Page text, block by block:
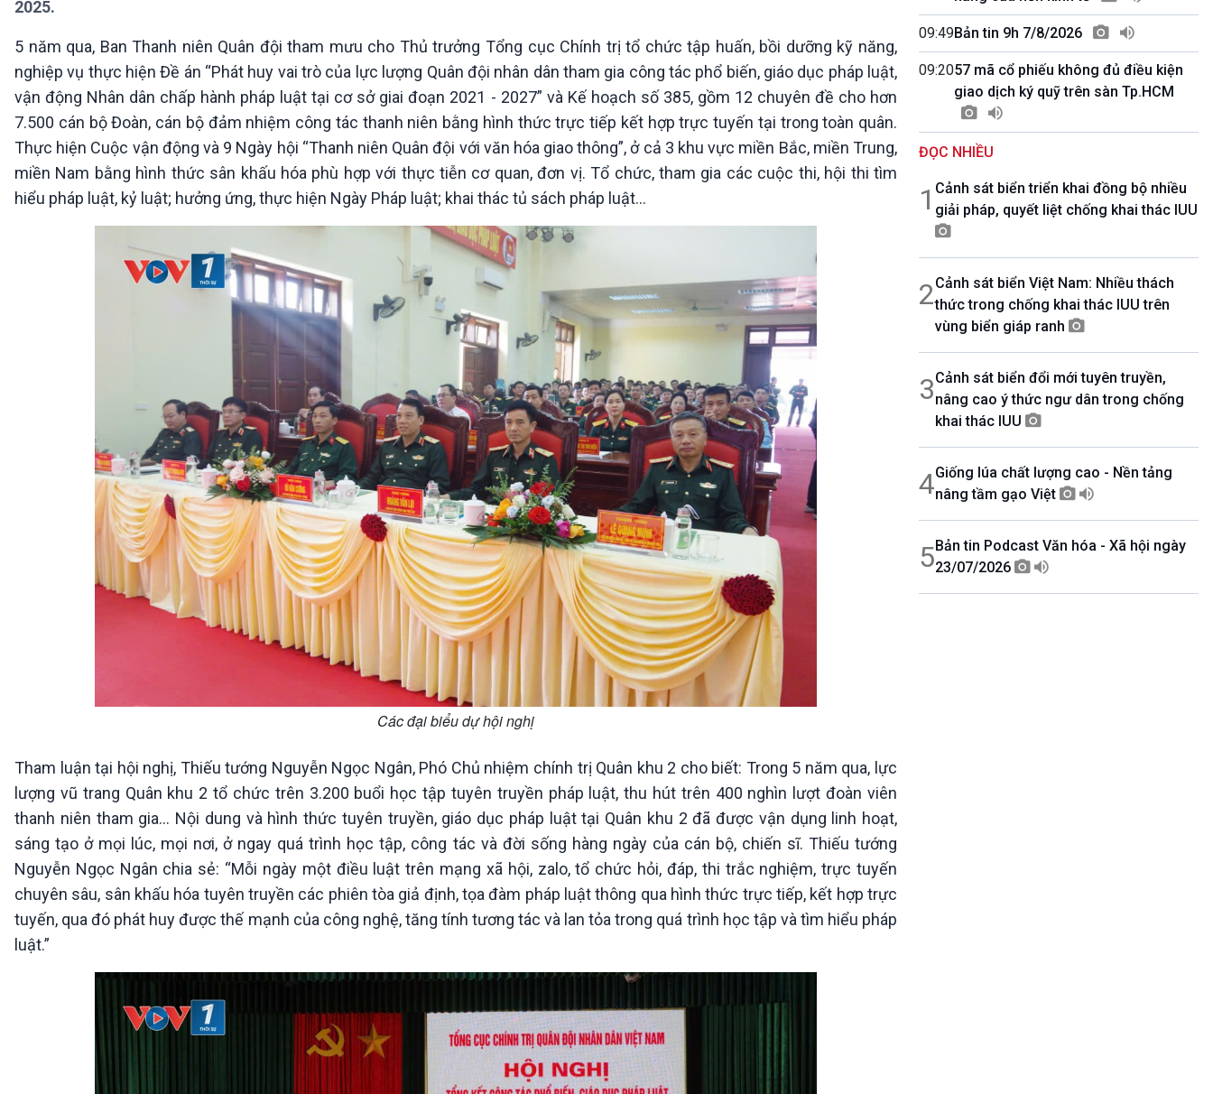
360 độ Sức khỏe
Tài nguyên và Môi trường
Chuyên gia của bạn
Xã hội chuyển động
Bước chân đến trường
khí hậu
E-Magazine
10 phút Sự kiện - Luận bàn
Câu chuyện thời sự
Dòng chảy sự kiện
Đối thoại
Diễn đàn chủ nhật
VOV1 đặc biệt
Thanh âm ký sự
Chân dung cuộc sống
2025.
5 năm qua, Ban Thanh niên Quân đội tham mưu cho Thủ trưởng Tổng cục Chính trị tổ chức tập huấn, bồi dưỡng kỹ năng,
nghiệp vụ thực hiện Đề án “Phát huy vai trò của lực lượng Quân đội nhân dân tham gia công tác phổ biến, giáo dục pháp luật,
vận động Nhân dân chấp hành pháp luật tại cơ sở giai đoạn 2021 - 2027” và Kế hoạch số 385, gồm 12 chuyên đề cho hơn
7.500 cán bộ Đoàn, cán bộ đảm nhiệm công tác thanh niên bằng hình thức trực tiếp kết hợp trực tuyến tại trong toàn quân.
Thực hiện Cuộc vận động và 9 Ngày hội “Thanh niên Quân đội với văn hóa giao thông”, ở cả 3 khu vực miền Bắc, miền Trung,
miền Nam bằng hình thức sân khấu hóa phù hợp với thực tiễn cơ quan, đơn vị. Tổ chức, tham gia các cuộc thi, hội thi tìm
hiểu pháp luật, kỷ luật; hưởng ứng, thực hiện Ngày Pháp luật; khai thác tủ sách pháp luật...
Các đại biểu dự hội nghị
Tham luận tại hội nghị, Thiếu tướng Nguyễn Ngọc Ngân, Phó Chủ nhiệm chính trị Quân khu 2 cho biết: Trong 5 năm qua, lực
lượng vũ trang Quân khu 2 tổ chức trên 3.200 buổi học tập tuyên truyền pháp luật, thu hút trên 400 nghìn lượt đoàn viên
thanh niên tham gia... Nội dung và hình thức tuyên truyền, giáo dục pháp luật tại Quân khu 2 đã được vận dụng linh hoạt,
sáng tạo ở mọi lúc, mọi nơi, ở ngay quá trình học tập, công tác và đời sống hàng ngày của cán bộ, chiến sĩ. Thiếu tướng
Nguyễn Ngọc Ngân chia sẻ: “Mỗi ngày một điều luật trên mạng xã hội, zalo, tổ chức hỏi, đáp, thi trắc nghiệm, trực tuyến
chuyên sâu, sân khấu hóa tuyên truyền các phiên tòa giả định, tọa đàm pháp luật thông qua hình thức trực tiếp, kết hợp trực
tuyến, qua đó phát huy được thế mạnh của công nghệ, tăng tính tương tác và lan tỏa trong quá trình học tập và tìm hiểu pháp
luật.”
09:49Bản tin 9h 7/8/2026
09:2057 mã cổ phiếu không đủ điều kiện
giao dịch ký quỹ trên sàn Tp.HCM
ĐỌC NHIỀU
1 Cảnh sát biển triển khai đồng bộ nhiều
giải pháp, quyết liệt chống khai thác IUU
2Cảnh sát biển Việt Nam: Nhiều thách
thức trong chống khai thác IUU trên
vùng biển giáp ranh
3Cảnh sát biển đổi mới tuyên truyền,
nâng cao ý thức ngư dân trong chống
khai thác IUU
4Giống lúa chất lượng cao - Nền tảng
nâng tầm gạo Việt
5Bản tin Podcast Văn hóa - Xã hội ngày
23/07/2026